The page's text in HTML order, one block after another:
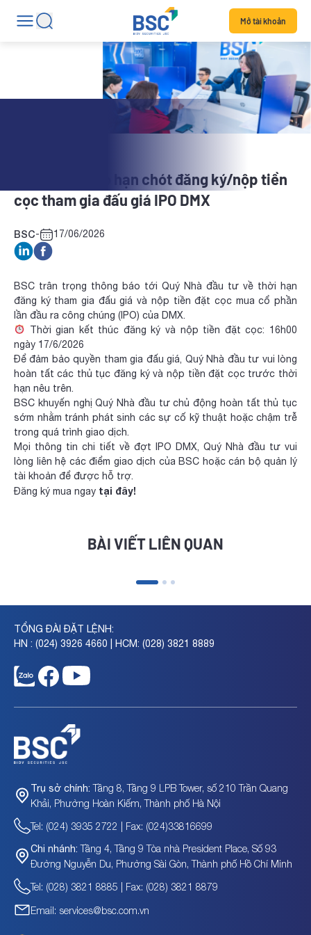
Mở tài khoản
BSC thông báo hạn chót đăng ký/nộp tiền
cọc tham gia đấu giá IPO DMX
BSC- 17/06/2026
BSC trân trọng thông báo tới Quý Nhà đầu tư về thời hạn
đăng ký tham gia đấu giá và nộp tiền đặt cọc mua cổ phần
lần đầu ra công chúng (IPO) của DMX.
Thời gian kết thúc đăng ký và nộp tiền đặt cọc: 16h00
ngày 17/6/2026
Để đảm bảo quyền tham gia đấu giá, Quý Nhà đầu tư vui lòng
hoàn tất các thủ tục đăng ký và nộp tiền đặt cọc trước thời
hạn nêu trên.
BSC khuyến nghị Quý Nhà đầu tư chủ động hoàn tất thủ tục
sớm nhằm tránh phát sinh các sự cố kỹ thuật hoặc chậm trễ
trong quá trình giao dịch.
Mọi thông tin chi tiết về đợt IPO DMX, Quý Nhà đầu tư vui
lòng liên hệ các điểm giao dịch của BSC hoặc cán bộ quản lý
tài khoản để được hỗ trợ.
Đăng ký mua ngay tại đây!
BÀI VIẾT LIÊN QUAN
quỹ tháng 08/2026 tại BSC
TỔNG ĐÀI ĐẶT LỆNH:
HN : (024) 3926 4660 | HCM: (028) 3821 8889
Trụ sở chính: Tầng 8, Tầng 9 LPB Tower, số 210 Trần Quang
Khải, Phường Hoàn Kiếm, Thành phố Hà Nội
Tel: (024) 3935 2722 | Fax: (024)33816699
Chi nhánh: Tầng 4, Tầng 9 Tòa nhà President Place, Số 93
Đường Nguyễn Du, Phường Sài Gòn, Thành phố Hồ Chí Minh
Tel: (028) 3821 8885 | Fax: (028) 3821 8879
Email: services@bsc.com.vn